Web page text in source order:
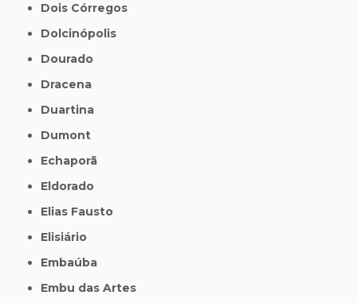
Dois Córregos
Dolcinópolis
Dourado
Dracena
Duartina
Dumont
Echaporã
Eldorado
Elias Fausto
Elisiário
Embaúba
Embu das Artes